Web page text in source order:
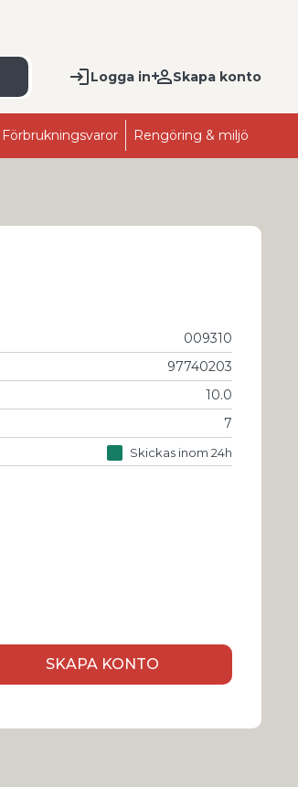
Logga in Skapa konto
Förbrukningsvaror Rengöring & miljö
009310
97740203
10.0
7
Skickas inom 24h
SKAPA KONTO